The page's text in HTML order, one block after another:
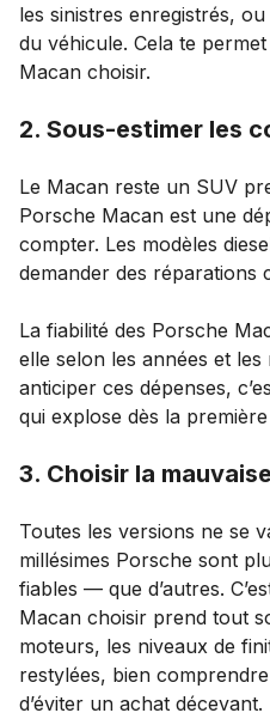
les sinistres enregistrés,
du véhicule. Cela te
Macan choisir.
2. Sous-estimer les
Le Macan reste un SUV
Porsche Macan est une
compter. Les modèles
demander des réparations
La fiabilité des Porsche
elle selon les années et
anticiper ces dépenses,
qui explose dès la
3. Choisir la
Toutes les versions ne se
millésimes Porsche sont
fiables — que d’autres.
Macan choisir prend tout
moteurs, les niveaux de
restylées, bien
d’éviter un achat décevant.